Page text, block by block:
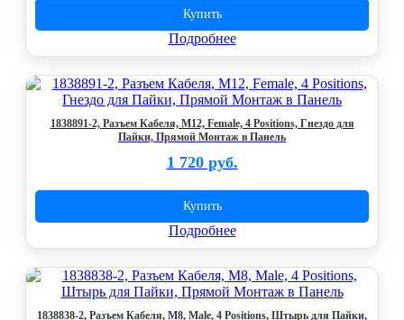
Купить
Подробнее
1838891-2, Разъем Кабеля, M12, Female, 4 Positions, Гнездо для
Пайки, Прямой Монтаж в Панель
1 720 руб.
Купить
Подробнее
1838838-2, Разъем Кабеля, M8, Male, 4 Positions, Штырь для Пайки,